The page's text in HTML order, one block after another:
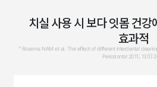
치실 사용 시 보다 잇몸 건강
효과적
* Rosema NAM et al. The effect of different interdental
Periodontol 2011;